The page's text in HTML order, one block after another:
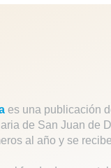
es una publicación
de San Juan de
al año y se